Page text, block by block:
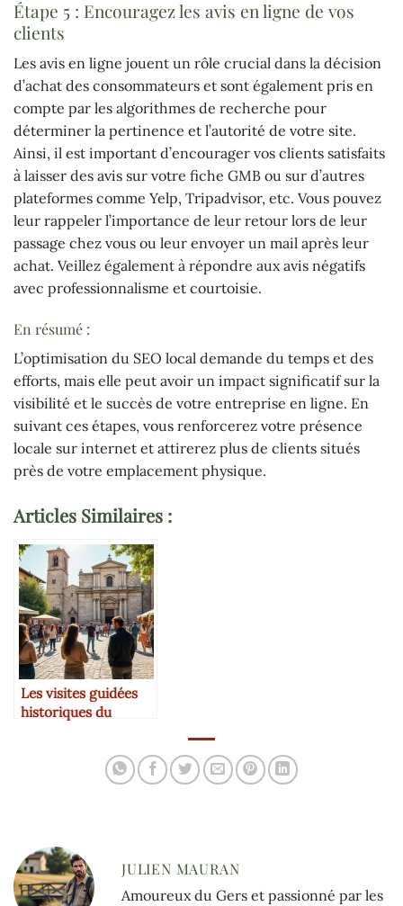
Étape 5 : Encouragez les avis en ligne de vos
clients
Les avis en ligne jouent un rôle crucial dans la décision
d’achat des consommateurs et sont également pris en
compte par les algorithmes de recherche pour
déterminer la pertinence et l’autorité de votre site.
Ainsi, il est important d’encourager vos clients satisfaits
à laisser des avis sur votre fiche GMB ou sur d’autres
plateformes comme Yelp, Tripadvisor, etc. Vous pouvez
leur rappeler l’importance de leur retour lors de leur
passage chez vous ou leur envoyer un mail après leur
achat. Veillez également à répondre aux avis négatifs
avec professionnalisme et courtoisie.
En résumé :
L’optimisation du SEO local demande du temps et des
efforts, mais elle peut avoir un impact significatif sur la
visibilité et le succès de votre entreprise en ligne. En
suivant ces étapes, vous renforcerez votre présence
locale sur internet et attirerez plus de clients situés
près de votre emplacement physique.
Articles Similaires :
Les visites guidées
historiques du
JULIEN MAURAN
Amoureux du Gers et passionné par les